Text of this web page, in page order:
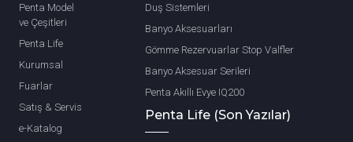
Penta Model
ve Çeşitleri
Penta Life
Kurumsal
Fuarlar
Satış & Servis
e-Katalog
Duş Sistemleri
Banyo Aksesuarları
Gömme Rezervuarlar Stop Valfler
Banyo Aksesuar Serileri
Penta Akıllı Evye IQ200
Penta Life (Son Yazılar)